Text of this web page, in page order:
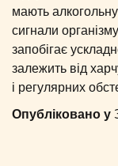
мають
сигнали
запобігає
залежить від
і регулярних
Опубліковано у